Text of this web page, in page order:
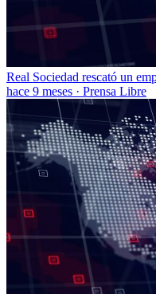
Real Sociedad rescató un
hace 9 meses · Prensa Libre